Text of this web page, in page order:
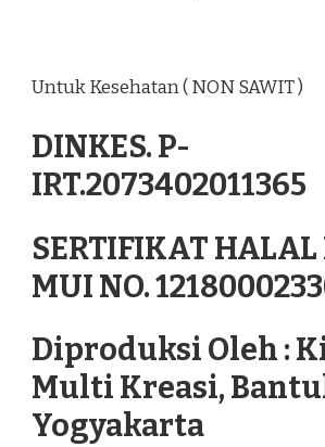
Untuk Kesehatan ( NON SAWIT )
DINKES. P-
IRT.2073402011365
SERTIFIKAT HALAL
MUI NO.
Diproduksi Oleh :
Multi Kreasi,
Yogyakarta